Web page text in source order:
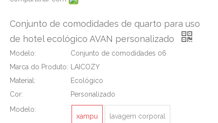
Conjunto de comodidades de quarto para uso
de hotel ecológico AVAN personalizado
Modelo:
Conjunto de comodidades 06
Marca do Produto: LAICOZY
Material:
Ecológico
Cor:
Personalizado
Modelo:
xampu
lavagem corporal